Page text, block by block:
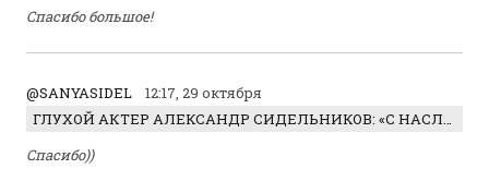
Спасибо большое!
@SANYASIDEL
12:17, 29 октября
ГЛУХОЙ АКТЕР АЛЕКСАНДР СИДЕЛЬНИКОВ: «С НАСЛАЖДЕНИЕМ ИГРАЛ ОТРИЦАТЕЛЬНОГО ГЕРОЯ!»
Спасибо))